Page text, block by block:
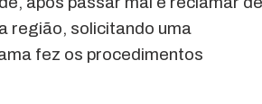
região, solicitando uma
fez os procedimentos